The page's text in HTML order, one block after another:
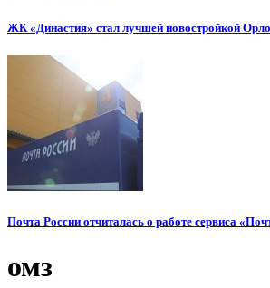
ЖК «Династия» стал лучшей новостройкой
Почта России отчиталась о работе сервиса
омз